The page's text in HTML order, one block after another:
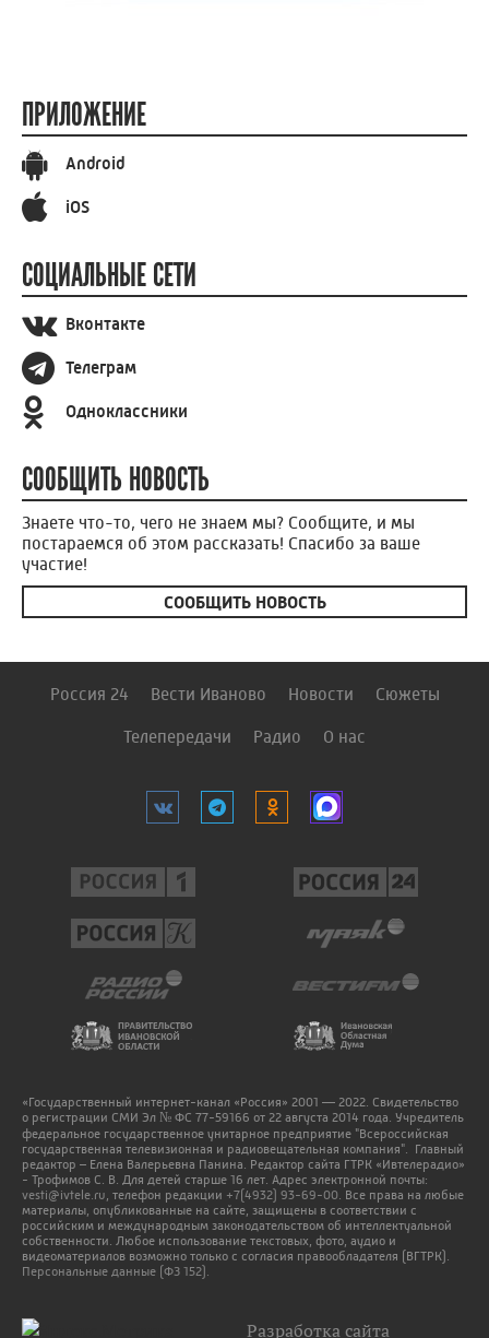
ПРИЛОЖЕНИЕ
Android
iOS
СОЦИАЛЬНЫЕ СЕТИ
Вконтакте
Телеграм
Одноклассники
СООБЩИТЬ НОВОСТЬ
Знаете что-то, чего не знаем мы? Сообщите, и мы
постараемся об этом рассказать! Спасибо за ваше
участие!
СООБЩИТЬ НОВОСТЬ
Россия 24 Вести Иваново Новости Сюжеты
Телепередачи Радио О нас
«Государственный интернет-канал «Россия» 2001 — 2022. Свидетельство
о регистрации СМИ Эл № ФС 77-59166 от 22 августа 2014 года. Учредитель
федеральное государственное унитарное предприятие "Всероссийская
государственная телевизионная и радиовещательная компания". Главный
редактор – Елена Валерьевна Панина. Редактор сайта ГТРК «Ивтелерадио»
- Трофимов С. В. Для детей старше 16 лет. Адрес электронной почты:
vesti@ivtele.ru, телефон редакции +7(4932) 93-69-00. Все права на любые
материалы, опубликованные на сайте, защищены в соответствии с
российским и международным законодательством об интеллектуальной
собственности. Любое использование текстовых, фото, аудио и
видеоматериалов возможно только с согласия правообладателя (ВГТРК).
Персональные данные (ФЗ 152).
Разработка сайта